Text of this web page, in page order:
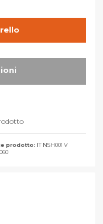
prodotto: IT NSH001 V